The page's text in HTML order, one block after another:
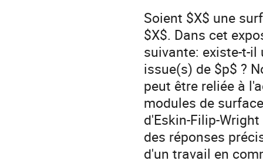
Soient $X$ une
$X$. Dans cet
suivante: existe-t-
issue(s) de $p$ ?
peut être reliée à
modules de
d'Eskin-Filip-
des réponses
d'un travail en